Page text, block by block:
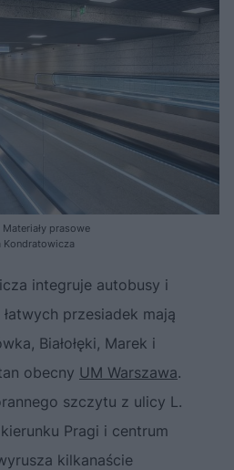
prasowe
Kondratowicza
integruje autobusy i
przesiadek mają
Białołęki, Marek i
obecny UM Warszawa.
szczytu z ulicy L.
Pragi i centrum
kilkanaście